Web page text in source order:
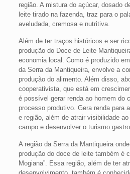
região. A mistura do açúcar, dosado
leite tirado na fazenda, traz para o
aveludada, cremosa e nutritiva.
Além de ter traços históricos e ser
produção do Doce de Leite
economia local. Como é produzido
da Serra da Mantiqueira, envolve a
produção do alimento. Além disso,
cooperativista, que está em
é possível gerar renda ao homem do
processo produtivo. Gera renda para
e região, além de atrair visibilidade
campo e desenvolver o turismo
A região da Serra da Mantiqueira
produção do doce de leite também é
Mogiana”. Essa região, além de ter